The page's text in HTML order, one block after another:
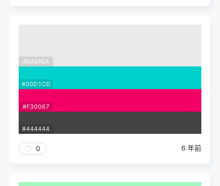
#EAEAEA
#00D1CD
#F30067
#444444
0 6 年前